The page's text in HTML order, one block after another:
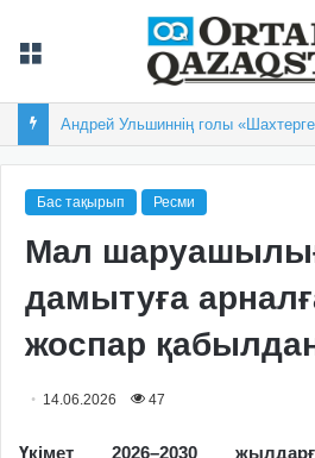
Андрей Ульшиннің голы
Бас тақырып Ресми
Мал
дамытуға
жоспар
14.06.2026 47
Үкімет 2026–2030